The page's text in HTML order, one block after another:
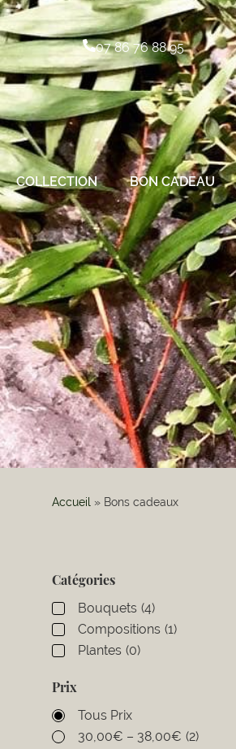
07 86 76 88 95
COLLECTION BON CADEAU
Accueil » Bons cadeaux
Catégories
Bouquets (4)
Compositions (1)
Plantes (0)
Prix
Tous Prix
30,00€ – 38,00€ (2)